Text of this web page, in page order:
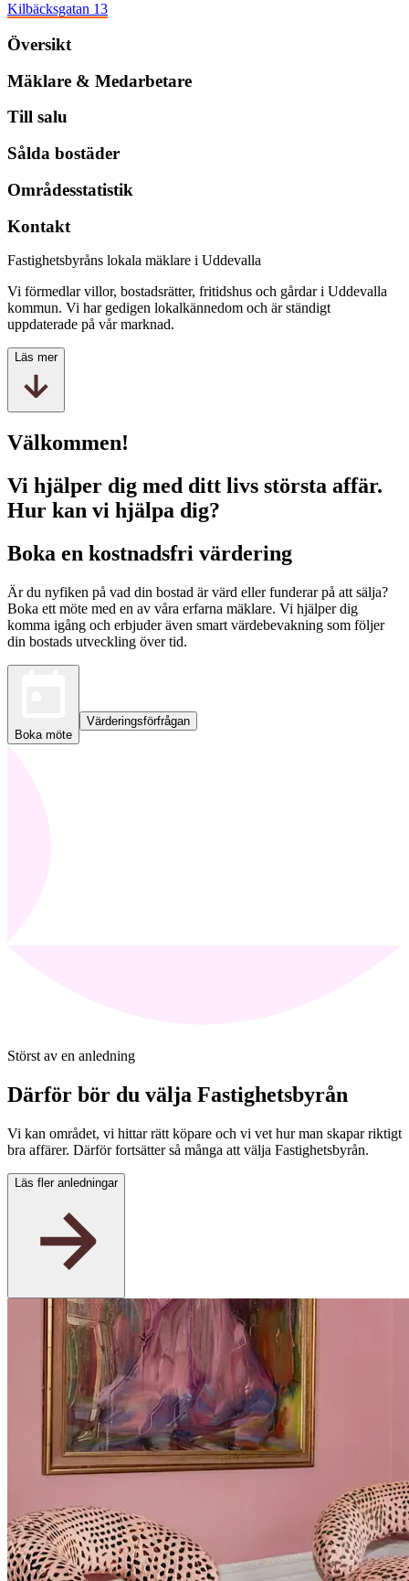
Kilbäcksgatan 13
Översikt
Mäklare & Medarbetare
Till salu
Sålda bostäder
Områdesstatistik
Kontakt
Fastighetsbyråns lokala mäklare i Uddevalla
Vi förmedlar villor, bostadsrätter, fritidshus och gårdar i Uddevalla
kommun. Vi har gedigen lokalkännedom och är ständigt
uppdaterade på vår marknad.
Läs mer
Välkommen!
Vi hjälper dig med ditt livs största affär.
Hur kan vi hjälpa dig?
Boka en kostnadsfri värdering
Är du nyfiken på vad din bostad är värd eller funderar på att sälja?
Boka ett möte med en av våra erfarna mäklare. Vi hjälper dig
komma igång och erbjuder även smart värdebevakning som följer
din bostads utveckling över tid.
Boka möte
Värderingsförfrågan
Störst av en anledning
Därför bör du välja Fastighetsbyrån
Vi kan området, vi hittar rätt köpare och vi vet hur man skapar riktigt
bra affärer. Därför fortsätter så många att välja Fastighetsbyrån.
Läs fler anledningar